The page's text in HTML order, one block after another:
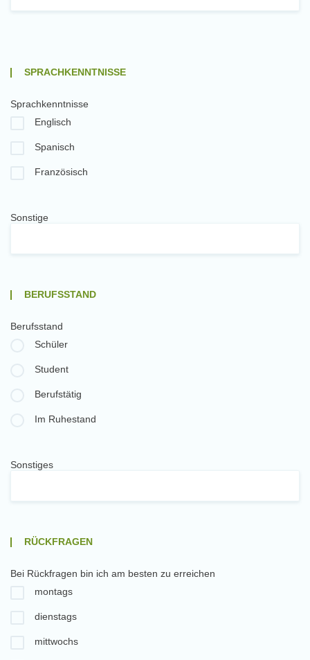
SPRACHKENNTNISSE
Sprachkenntnisse
Englisch
Spanisch
Französisch
Sonstige
BERUFSSTAND
Berufsstand
Schüler
Student
Berufstätig
Im Ruhestand
Sonstiges
RÜCKFRAGEN
Bei Rückfragen bin ich am besten zu erreichen
montags
dienstags
mittwochs